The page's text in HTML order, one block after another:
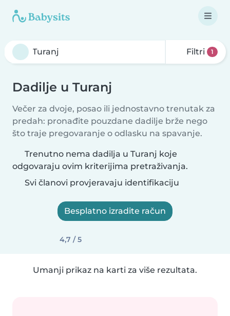
Filtri 1
Dadilje u Turanj
Večer za dvoje, posao ili jednostavno trenutak za
predah: pronađite pouzdane dadilje brže nego
što traje pregovaranje o odlasku na spavanje.
Trenutno nema dadilja u Turanj koje
odgovaraju ovim kriterijima pretraživanja.
Svi članovi provjeravaju identifikaciju
Besplatno izradite račun
4,7 / 5
Umanji prikaz na karti za više rezultata.